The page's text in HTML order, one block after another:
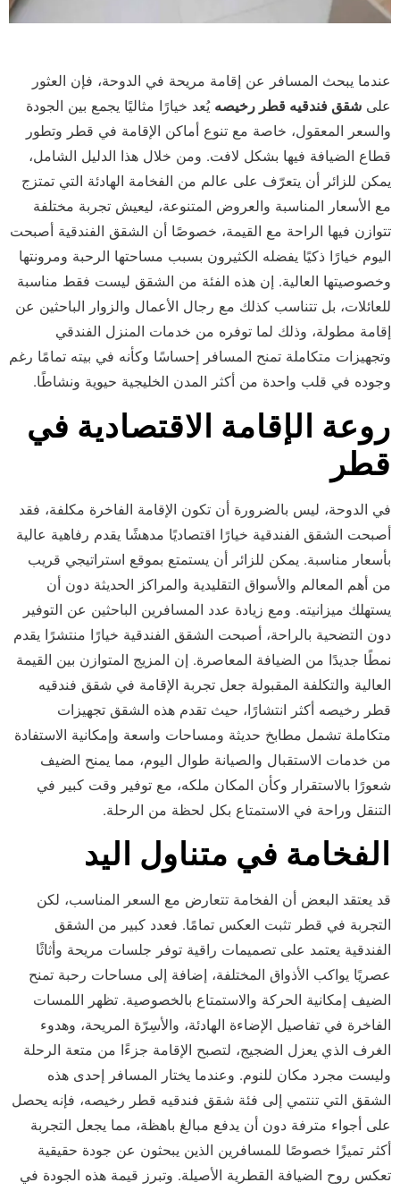
عندما يبحث المسافر عن إقامة مريحة في الدوحة، فإن العثور
على شقق فندقيه قطر رخيصه يُعد خيارًا مثاليًا يجمع بين الجودة
والسعر المعقول، خاصة مع تنوع أماكن الإقامة في قطر وتطور
قطاع الضيافة فيها بشكل لافت. ومن خلال هذا الدليل الشامل،
يمكن للزائر أن يتعرّف على عالم من الفخامة الهادئة التي تمتزج
مع الأسعار المناسبة والعروض المتنوعة، ليعيش تجربة مختلفة
تتوازن فيها الراحة مع القيمة، خصوصًا أن الشقق الفندقية أصبحت
اليوم خيارًا ذكيًا يفضله الكثيرون بسبب مساحتها الرحبة ومرونتها
وخصوصيتها العالية. إن هذه الفئة من الشقق ليست فقط مناسبة
للعائلات، بل تتناسب كذلك مع رجال الأعمال والزوار الباحثين عن
إقامة مطولة، وذلك لما توفره من خدمات المنزل الفندقي
وتجهيزات متكاملة تمنح المسافر إحساسًا وكأنه في بيته تمامًا رغم
وجوده في قلب واحدة من أكثر المدن الخليجية حيوية ونشاطًا.
روعة الإقامة الاقتصادية في
قطر
في الدوحة، ليس بالضرورة أن تكون الإقامة الفاخرة مكلفة، فقد
أصبحت الشقق الفندقية خيارًا اقتصاديًا مدهشًا يقدم رفاهية عالية
بأسعار مناسبة. يمكن للزائر أن يستمتع بموقع استراتيجي قريب
من أهم المعالم والأسواق التقليدية والمراكز الحديثة دون أن
يستهلك ميزانيته. ومع زيادة عدد المسافرين الباحثين عن التوفير
دون التضحية بالراحة، أصبحت الشقق الفندقية خيارًا منتشرًا يقدم
نمطًا جديدًا من الضيافة المعاصرة. إن المزيج المتوازن بين القيمة
العالية والتكلفة المقبولة جعل تجربة الإقامة في شقق فندقيه
قطر رخيصه أكثر انتشارًا، حيث تقدم هذه الشقق تجهيزات
متكاملة تشمل مطابخ حديثة ومساحات واسعة وإمكانية الاستفادة
من خدمات الاستقبال والصيانة طوال اليوم، مما يمنح الضيف
شعورًا بالاستقرار وكأن المكان ملكه، مع توفير وقت كبير في
التنقل وراحة في الاستمتاع بكل لحظة من الرحلة.
الفخامة في متناول اليد
قد يعتقد البعض أن الفخامة تتعارض مع السعر المناسب، لكن
التجربة في قطر تثبت العكس تمامًا. فعدد كبير من الشقق
الفندقية يعتمد على تصميمات راقية توفر جلسات مريحة وأثاثًا
عصريًا يواكب الأذواق المختلفة، إضافة إلى مساحات رحبة تمنح
الضيف إمكانية الحركة والاستمتاع بالخصوصية. تظهر اللمسات
الفاخرة في تفاصيل الإضاءة الهادئة، والأسِرّة المريحة، وهدوء
الغرف الذي يعزل الضجيج، لتصبح الإقامة جزءًا من متعة الرحلة
وليست مجرد مكان للنوم. وعندما يختار المسافر إحدى هذه
الشقق التي تنتمي إلى فئة شقق فندقيه قطر رخيصه، فإنه يحصل
على أجواء مترفة دون أن يدفع مبالغ باهظة، مما يجعل التجربة
أكثر تميزًا خصوصًا للمسافرين الذين يبحثون عن جودة حقيقية
تعكس روح الضيافة القطرية الأصيلة. وتبرز قيمة هذه الجودة في